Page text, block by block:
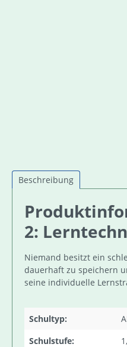
Beschreibung
2:
Niemand besitzt ein
dauerhaft zu speichern
seine individuelle
Schultyp:
Schulstufe: